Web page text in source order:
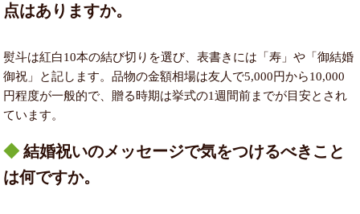
点はありますか。
熨斗は紅白10本の結び切りを選び、表書きには「寿」や「御結婚
御祝」と記します。品物の金額相場は友人で5,000円から10,000
円程度が一般的で、贈る時期は挙式の1週間前までが目安とされ
ています。
結婚祝いのメッセージで気をつけるべきこと
は何ですか。